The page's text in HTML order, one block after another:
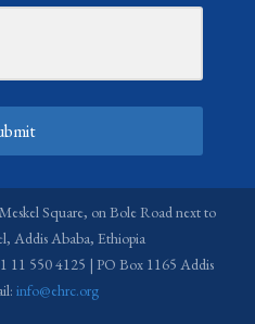
Square, on Bole Road next to
Addis Ababa, Ethiopia
11 550 4125 | PO Box 1165 Addis
info@ehrc.org